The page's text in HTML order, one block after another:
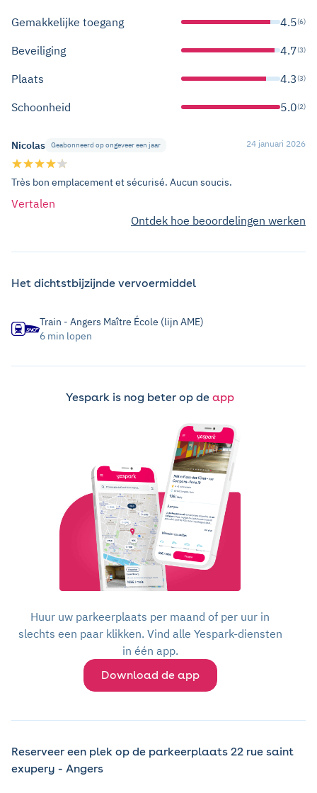
Gemakkelijke toegang 4.5(6)
Beveiliging 4.7(3)
Plaats 4.3(3)
Schoonheid 5.0(2)
Nicolas Geabonneerd op ongeveer een jaar 24 januari 2026
Très bon emplacement et sécurisé. Aucun soucis.
Vertalen
Ontdek hoe beoordelingen werken
Het dichtstbijzijnde vervoermiddel
Train - Angers Maître École (lijn AME)
6 min lopen
Yespark is nog beter op de app
Huur uw parkeerplaats per maand of per uur in
slechts een paar klikken. Vind alle Yespark-diensten
in één app.
Download de app
Reserveer een plek op de parkeerplaats 22 rue saint
exupery - Angers